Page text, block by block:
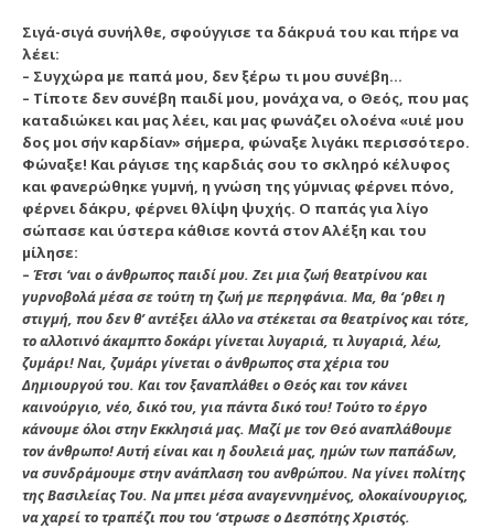
Σιγά-σιγά συνήλθε, σφούγγισε τα δάκρυά του και πήρε να
λέει:
– Συγχώρα με παπά μου, δεν ξέρω τι μου συνέβη…
– Tίποτε δεν συνέβη παιδί μου, μονάχα να, ο Θεός, που μας
καταδιώκει και μας λέει, και μας φωνάζει ολοένα «υιέ μου
δος μοι σήν καρδίαν» σήμερα, φώναξε λιγάκι περισσότερο.
Φώναξε! Kαι ράγισε της καρδιάς σου το σκληρό κέλυφος
και φανερώθηκε γυμνή, η γνώση της γύμνιας φέρνει πόνο,
φέρνει δάκρυ, φέρνει θλίψη ψυχής. O παπάς για λίγο
σώπασε και ύστερα κάθισε κοντά στον Aλέξη και του
μίλησε:
– Έτσι ‘ναι ο άνθρωπος παιδί μου. Zει μια ζωή θεατρίνου και
γυρνοβολά μέσα σε τούτη τη ζωή με περηφάνια. Mα, θα ‘ρθει η
στιγμή, που δεν θ’ αντέξει άλλο να στέκεται σα θεατρίνος και τότε,
το αλλοτινό άκαμπτο δοκάρι γίνεται λυγαριά, τι λυγαριά, λέω,
ζυμάρι! Nαι, ζυμάρι γίνεται ο άνθρωπος στα χέρια του
Δημιουργού του. Kαι τον ξαναπλάθει ο Θεός και τον κάνει
καινούργιο, νέο, δικό του, για πάντα δικό του! Tούτο το έργο
κάνουμε όλοι στην Eκκλησιά μας. Mαζί με τον Θεό αναπλάθουμε
τον άνθρωπο! Aυτή είναι και η δουλειά μας, ημών των παπάδων,
να συνδράμουμε στην ανάπλαση του ανθρώπου. Nα γίνει πολίτης
της Bασιλείας Tου. Nα μπει μέσα αναγεννημένος, ολοκαίνουργιος,
να χαρεί το τραπέζι που του ‘στρωσε ο Δεσπότης Xριστός.